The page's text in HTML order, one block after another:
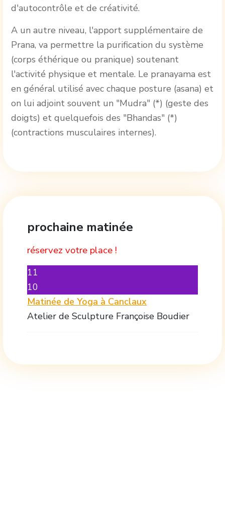
d'autocontrôle et de créativité.
A un autre niveau, l'apport supplémentaire de
Prana, va permettre la purification du système
(corps éthérique ou pranique) soutenant
l'activité physique et mentale. Le pranayama est
en général utilisé avec chaque posture (asana) et
on lui adjoint souvent un "Mudra" (*) (geste des
doigts) et quelquefois des "Bhandas" (*)
(contractions musculaires internes).
prochaine matinée
réservez votre place !
11
10
Matinée de Yoga à Canclaux
Atelier de Sculpture Françoise Boudier